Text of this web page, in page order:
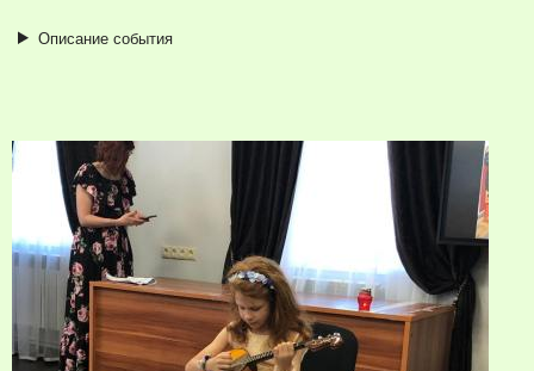
Описание события